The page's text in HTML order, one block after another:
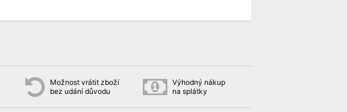
Možnost vrátit zboží
bez udání důvodu
Výhodný nákup
na splátky